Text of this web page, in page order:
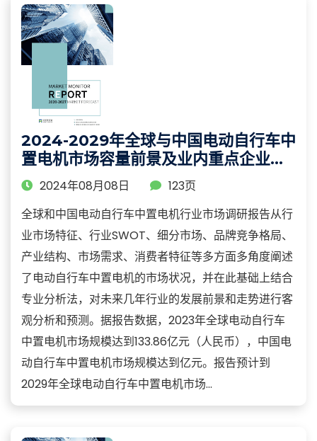
2024-2029年全球与中国电动自行车中
置电机市场容量前景及业内重点企业竞
争力分析报告
2024年08月08日
123页
全球和中国电动自行车中置电机行业市场调研报告从行
业市场特征、行业SWOT、细分市场、品牌竞争格局、
产业结构、市场需求、消费者特征等多方面多角度阐述
了电动自行车中置电机的市场状况，并在此基础上结合
专业分析法，对未来几年行业的发展前景和走势进行客
观分析和预测。据报告数据，2023年全球电动自行车
中置电机市场规模达到133.86亿元（人民币），中国电
动自行车中置电机市场规模达到亿元。报告预计到
2029年全球电动自行车中置电机市场...